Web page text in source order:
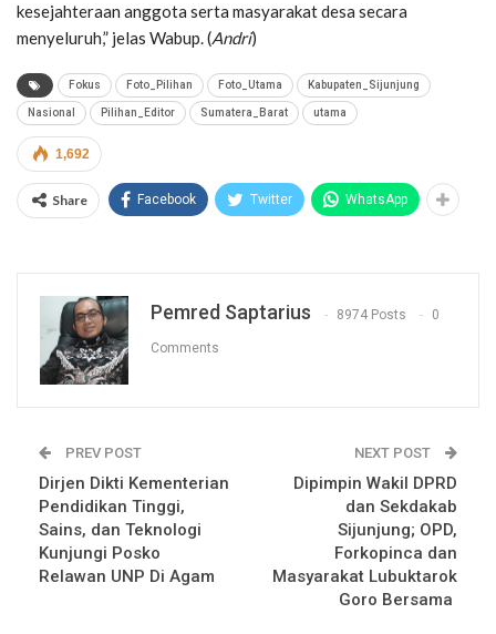
kesejahteraan anggota serta masyarakat desa secara
menyeluruh,” jelas Wabup. (Andri)
Fokus Foto_Pilihan Foto_Utama Kabupaten_Sijunjung
Nasional Pilihan_Editor Sumatera_Barat utama
1,692
Share Facebook Twitter WhatsApp
Pemred Saptarius 8974 Posts 0
Comments
PREV POST
Dirjen Dikti Kementerian
Pendidikan Tinggi,
Sains, dan Teknologi
Kunjungi Posko
Relawan UNP Di Agam
NEXT POST
Dipimpin Wakil DPRD
dan Sekdakab
Sijunjung; OPD,
Forkopinca dan
Masyarakat Lubuktarok
Goro Bersama